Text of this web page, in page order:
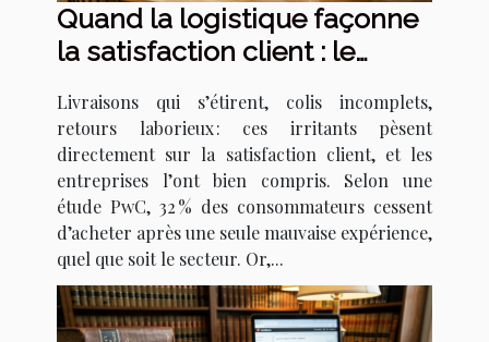
Quand la logistique façonne
la satisfaction client : le
Livraisons qui s’étirent, colis incomplets,
retours laborieux : ces irritants pèsent
directement sur la satisfaction client, et les
entreprises l’ont bien compris. Selon une
étude PwC, 32 % des consommateurs cessent
d’acheter après une seule mauvaise expérience,
quel que soit le secteur. Or,...